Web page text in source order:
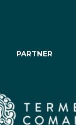
PARTNER